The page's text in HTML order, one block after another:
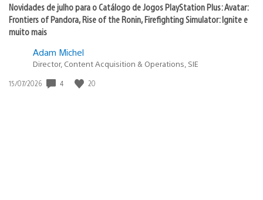
Novidades de julho para o Catálogo de Jogos PlayStation Plus: Avatar:
Frontiers of Pandora, Rise of the Ronin, Firefighting Simulator: Ignite e
muito mais
Adam Michel
Director, Content Acquisition & Operations, SIE
Data
15/07/2026 4 20